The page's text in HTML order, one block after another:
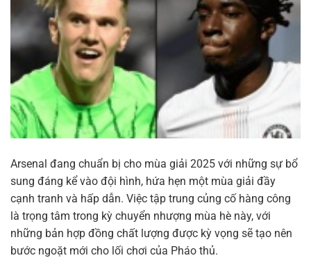
Arsenal đang chuẩn bị cho mùa giải 2025 với những sự bổ
sung đáng kể vào đội hình, hứa hẹn một mùa giải đầy
cạnh tranh và hấp dẫn. Việc tập trung củng cố hàng công
là trọng tâm trong kỳ chuyển nhượng mùa hè này, với
những bản hợp đồng chất lượng được kỳ vọng sẽ tạo nên
bước ngoặt mới cho lối chơi của Pháo thủ.